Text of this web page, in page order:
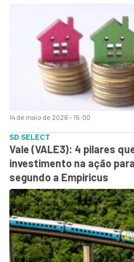
14 de maio de 2026 - 15:00
SD SELECT
Vale (VALE3): 4 pilares
investimento na ação
segundo a Empiricus